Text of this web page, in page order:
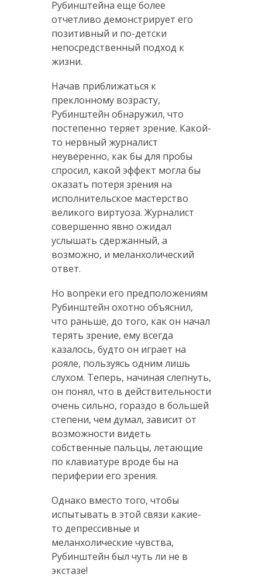
Рубинштейна еще более
отчетливо демонстрирует его
позитивный и по-детски
непосредственный подход к
жизни.
Начав приближаться к
преклонному возрасту,
Рубинштейн обнаружил, что
постепенно теряет зрение. Какой-
то нервный журналист
неуверенно, как бы для пробы
спросил, какой эффект могла бы
оказать потеря зрения на
исполнительское мастерство
великого виртуоза. Журналист
совершенно явно ожидал
услышать сдержанный, а
возможно, и меланхолический
ответ.
Но вопреки его предположениям
Рубинштейн охотно объяснил,
что раньше, до того, как он начал
терять зрение, ему всегда
казалось, будто он играет на
рояле, пользуясь одним лишь
слухом. Теперь, начиная слепнуть,
он понял, что в действительности
очень сильно, гораздо в большей
степени, чем думал, зависит от
возможности видеть
собственные пальцы, летающие
по клавиатуре вроде бы на
периферии его зрения.
Однако вместо того, чтобы
испытывать в этой связи какие-
то депрессивные и
меланхолические чувства,
Рубинштейн был чуть ли не в
экстазе!